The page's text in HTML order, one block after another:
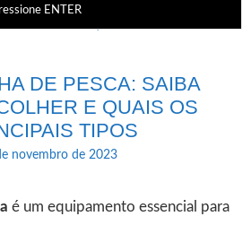
DE PESCA: SAIBA
E QUAIS OS
TIPOS
novembro de 2023
é um equipamento essencial para